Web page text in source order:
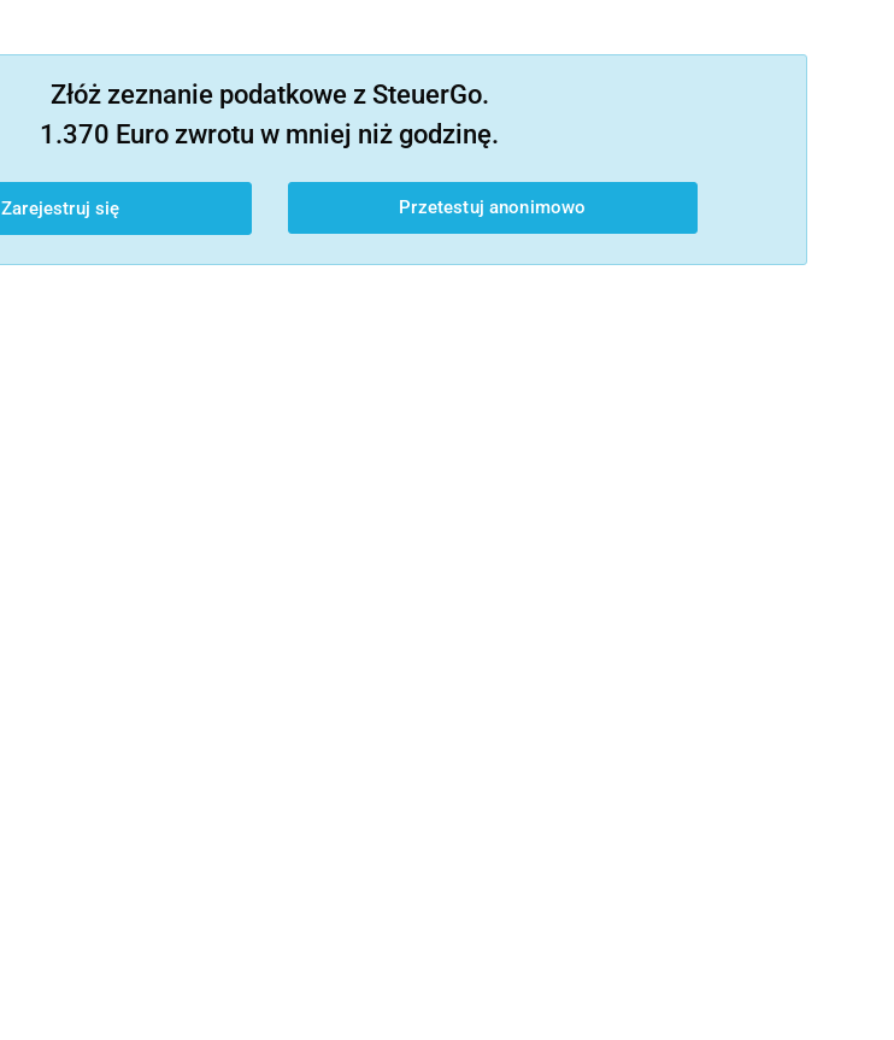
Złóż zeznanie podatkowe z SteuerGo.
1.370 Euro zwrotu w mniej niż godzinę.
Zarejestruj się Przetestuj anonimowo